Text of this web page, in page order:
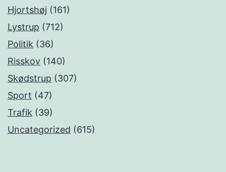
Hjortshøj (161)
Lystrup (712)
Politik (36)
Risskov (140)
Skødstrup (307)
Sport (47)
Trafik (39)
Uncategorized (615)